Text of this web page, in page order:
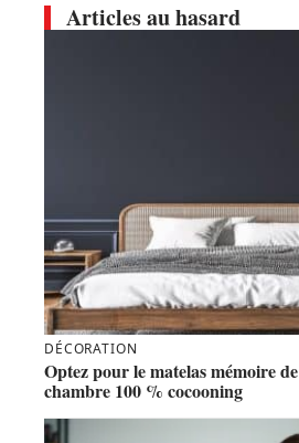
Articles au hasard
DÉCORATION
Optez pour le matelas mémoire
chambre 100 % cocooning